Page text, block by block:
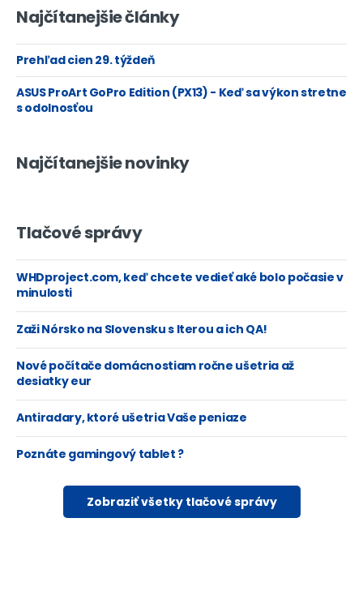
Najčítanejšie články
Prehľad cien 29. týždeň
ASUS ProArt GoPro Edition (PX13) - Keď sa výkon stretne
s odolnosťou
Najčítanejšie novinky
Tlačové správy
WHDproject.com, keď chcete vedieť aké bolo počasie v
minulosti
Zaži Nórsko na Slovensku s Iterou a ich QA!
Nové počítače domácnostiam ročne ušetria až
desiatky eur
Antiradary, ktoré ušetria Vaše peniaze
Poznáte gamingový tablet ?
Zobraziť všetky tlačové správy